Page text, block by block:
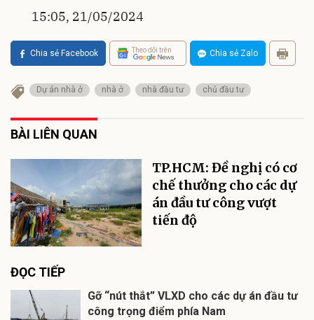
15:05, 21/05/2024
Chia sẻ Facebook Theo dõi trên Chia sẻ Zalo
Dự án nhà ở nhà ở nhà đầu tư chủ đầu tư
BÀI LIÊN QUAN
TP.HCM: Đề nghị có cơ
chế thưởng cho các dự
án đầu tư công vượt
tiến độ
ĐỌC TIẾP
Gỡ “nút thắt” VLXD cho các dự án đầu tư
công trọng điểm phía Nam